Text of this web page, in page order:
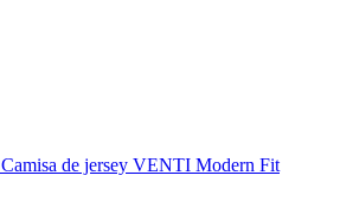
Camisa de jersey VENTI Modern Fit